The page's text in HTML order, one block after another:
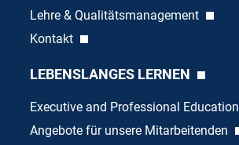
Lehre & Qualitätsmanagement
Kontakt
LEBENSLANGES LERNEN
Executive and Professional Education
Angebote für unsere Mitarbeitenden